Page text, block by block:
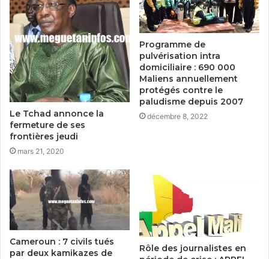
Le Tchad annonce la
fermeture de ses
frontières jeudi
mars 21, 2020
Programme de
pulvérisation intra
domiciliaire : 690 000
Maliens annuellement
protégés contre le
paludisme depuis 2007
décembre 8, 2022
Cameroun : 7 civils tués
par deux kamikazes de
Rôle des journalistes en